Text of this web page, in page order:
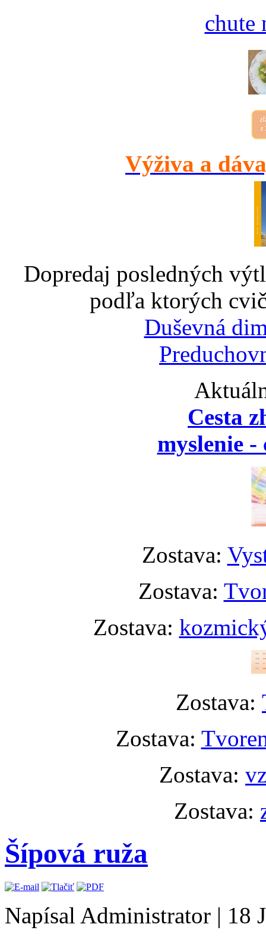
chute
Výživa a
Dopredaj posledných
podľa ktorých
Duševná
Cesta
myslenie
Zostava:
Zostava:
Zostava:
Zostava:
Zostava:
Zostava:
Zostava:
Šípová ruža
Napísal Administrator | 18